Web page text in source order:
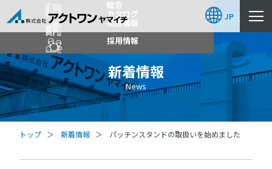
総合
カタログ
拠点情報
採用情報
JP
新着情報
News
トップ 新着情報 パッチンスタンドの取扱いを始めました